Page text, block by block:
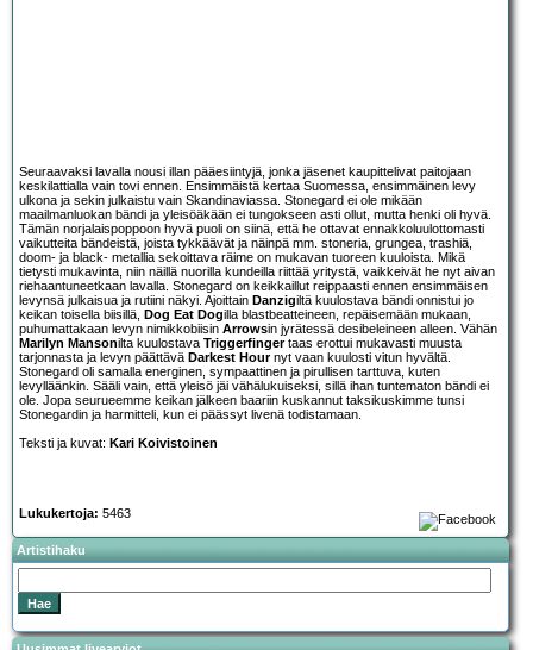
Seuraavaksi lavalla nousi illan pääesiintyjä, jonka jäsenet kaupittelivat paitojaan
keskilattialla vain tovi ennen. Ensimmäistä kertaa Suomessa, ensimmäinen levy
ulkona ja sekin julkaistu vain Skandinaviassa. Stonegard ei ole mikään
maailmanluokan bändi ja yleisöäkään ei tungokseen asti ollut, mutta henki oli hyvä.
Tämän norjalaispoppoon hyvä puoli on siinä, että he ottavat ennakkoluulottomasti
vaikutteita bändeistä, joista tykkäävät ja näinpä mm. stoneria, grungea, trashiä,
doom- ja black- metallia sekoittava räime on mukavan tuoreen kuuloista. Mikä
tietysti mukavinta, niin näillä nuorilla kundeilla riittää yritystä, vaikkeivät he nyt aivan
riehaantuneetkaan lavalla. Stonegard on keikkaillut reippaasti ennen ensimmäisen
levynsä julkaisua ja rutiini näkyi. Ajoittain Danzigiltä kuulostava bändi onnistui jo
keikan toisella biisillä, Dog Eat Dogilla blastbeatteineen, repäisemään mukaan,
puhumattakaan levyn nimikkobiisin Arrowsin jyrätessä desibeleineen alleen. Vähän
Marilyn Mansonilta kuulostava Triggerfingertaas erottui mukavasti muusta
tarjonnasta ja levyn päättävä Darkest Hournyt vaan kuulosti vitun hyvältä.
Stonegard oli samalla energinen, sympaattinen ja pirullisen tarttuva, kuten
levylläänkin. Sääli vain, että yleisö jäi vähälukuiseksi, sillä ihan tuntematon bändi ei
ole. Jopa seurueemme keikan jälkeen baariin kuskannut taksikuskimme tunsi
Stonegardin ja harmitteli, kun ei päässyt livenä todistamaan.
Teksti ja kuvat: Kari Koivistoinen
Lukukertoja: 5463
Artistihaku